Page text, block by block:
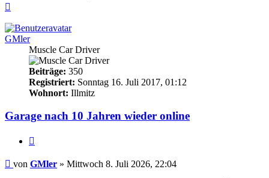
GMler
Muscle Car Driver
Beiträge: 350
Registriert: Sonntag 16. Juli 2017, 01:12
Wohnort: Illmitz
Garage nach 10 Jahren wieder online
Beitrag
von GMler » Mittwoch 8. Juli 2026, 22:04